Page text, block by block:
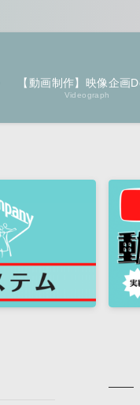
【動画制作】映像企画
Videograph